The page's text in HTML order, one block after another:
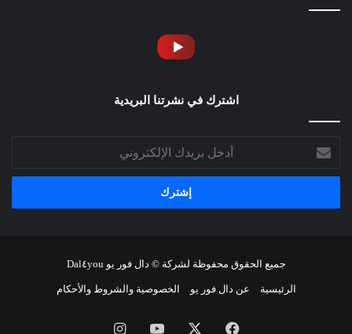
اشترك في نشرتنا البريدية
أدخل
بريدك
الإلكتروني
جميع الحقوق محفوظة لشركة © دال فور يو Dal٤you
الرئيسية عن دال فور يو الخصوصية والشروط والأحكام
فيسبوك ‫YouTube